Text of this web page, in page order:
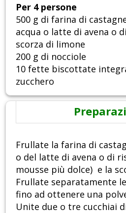
Per 4 persone
500 g di farina di
acqua o latte di avena o
scorza di limone
200 g di nocciole
10 fette biscottate
zucchero
Frullate la farina di
o del latte di avena o di
mousse più dolce) e la
Frullate separatamente
fino ad ottenere una
Unite due o tre cucchiai